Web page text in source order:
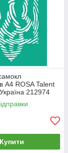
А4 ROSA Talent
212974
Купити